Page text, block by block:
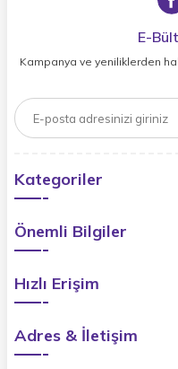
E-
Kampanya ve yeniliklerden
Kategoriler
Önemli Bilgiler
Hızlı Erişim
Adres & İletişim